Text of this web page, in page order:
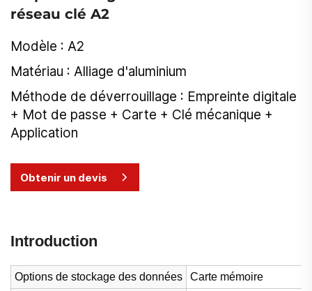
réseau clé A2
Modèle : A2
Matériau : Alliage d'aluminium
Méthode de déverrouillage : Empreinte digitale
+ Mot de passe + Carte + Clé mécanique +
Application
Obtenir un devis
Introduction
Options de stockage des données
Carte mémoire